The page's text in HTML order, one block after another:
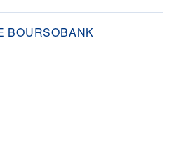
BOURSOBANK